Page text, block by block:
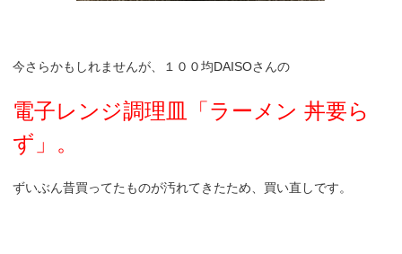
今さらかもしれませんが、１００均DAISOさんの
電子レンジ調理皿「ラーメン 丼要ら
ず」。
ずいぶん昔買ってたものが汚れてきたため、買い直しです。